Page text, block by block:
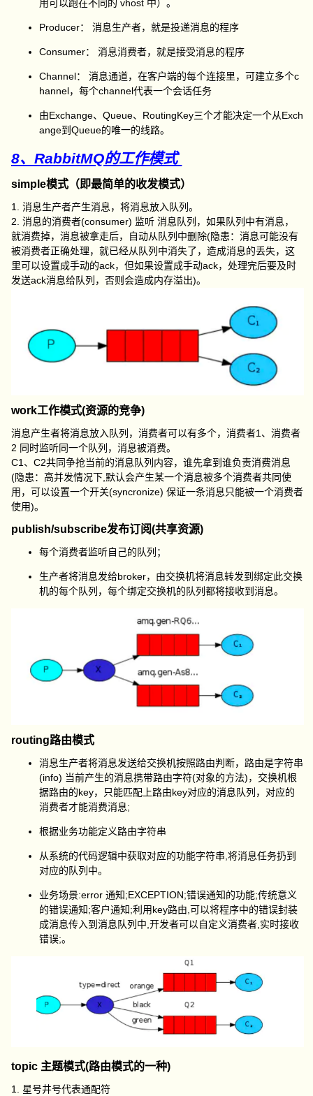
用可以跑在不同的 vhost 中）。
Producer： 消息生产者，就是投递消息的程序
Consumer： 消息消费者，就是接受消息的程序
Channel： 消息通道，在客户端的每个连接里，可建立多个c
hannel，每个channel代表一个会话任务
由Exchange、Queue、RoutingKey三个才能决定一个从Exch
ange到Queue的唯一的线路。
8、RabbitMQ的工作模式
simple模式（即最简单的收发模式）
1. 消息生产者产生消息，将消息放入队列。
2. 消息的消费者(consumer) 监听 消息队列，如果队列中有消息，
就消费掉，消息被拿走后，自动从队列中删除(隐患：消息可能没有
被消费者正确处理，就已经从队列中消失了，造成消息的丢失，这
里可以设置成手动的ack，但如果设置成手动ack，处理完后要及时
发送ack消息给队列，否则会造成内存溢出)。
work工作模式(资源的竞争)
消息产生者将消息放入队列，消费者可以有多个，消费者1、消费者
2 同时监听同一个队列，消息被消费。
C1、C2共同争抢当前的消息队列内容，谁先拿到谁负责消费消息
(隐患：高并发情况下,默认会产生某一个消息被多个消费者共同使
用，可以设置一个开关(syncronize) 保证一条消息只能被一个消费者
使用)。
publish/subscribe发布订阅(共享资源)
每个消费者监听自己的队列；
生产者将消息发给broker，由交换机将消息转发到绑定此交换
机的每个队列，每个绑定交换机的队列都将接收到消息。
routing路由模式
消息生产者将消息发送给交换机按照路由判断，路由是字符串
(info) 当前产生的消息携带路由字符(对象的方法)，交换机根
据路由的key，只能匹配上路由key对应的消息队列，对应的
消费者才能消费消息;
根据业务功能定义路由字符串
从系统的代码逻辑中获取对应的功能字符串,将消息任务扔到
对应的队列中。
业务场景:error 通知;EXCEPTION;错误通知的功能;传统意义
的错误通知;客户通知;利用key路由,可以将程序中的错误封装
成消息传入到消息队列中,开发者可以自定义消费者,实时接收
错误;。
topic 主题模式(路由模式的一种)
1. 星号井号代表通配符